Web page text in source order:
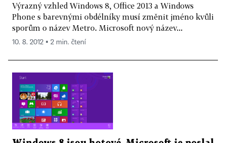
Výrazný vzhled Windows 8, Office 2013 a Windows
Phone s barevnými obdélníky musí změnit jméno kvůli
sporům o název Metro. Microsoft nový název...
10. 8. 2012 ▪ 2 min. čtení